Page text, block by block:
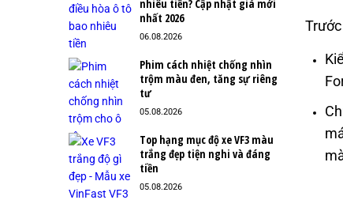
nhiêu tiền? Cập nhật giá mới
nhất 2026
06.08.2026
Phim cách nhiệt chống nhìn
trộm màu đen, tăng sự riêng
tư
05.08.2026
Top hạng mục độ xe VF3 màu
trắng đẹp tiện nghi và đáng
tiền
05.08.2026